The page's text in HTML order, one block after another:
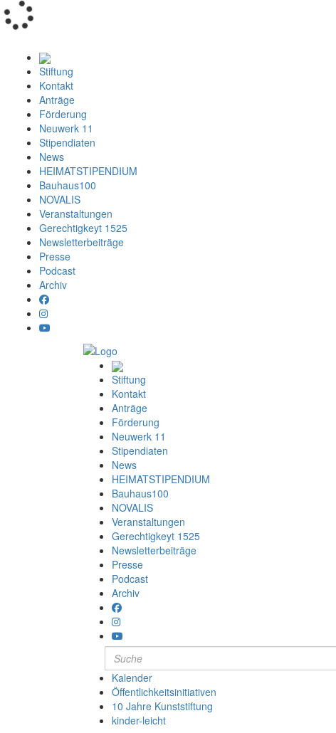
Stiftung
Kontakt
Anträge
Förderung
Neuwerk 11
Stipendiaten
News
HEIMATSTIPENDIUM
Bauhaus100
NOVALIS
Veranstaltungen
Gerechtigkeyt 1525
Newsletterbeiträge
Presse
Podcast
Archiv
Stiftung
Kontakt
Anträge
Förderung
Neuwerk 11
Stipendiaten
News
HEIMATSTIPENDIUM
Bauhaus100
NOVALIS
Veranstaltungen
Gerechtigkeyt 1525
Newsletterbeiträge
Presse
Podcast
Archiv
Kalender
Öffentlichkeitsinitiativen
10 Jahre Kunststiftung
kinder-leicht